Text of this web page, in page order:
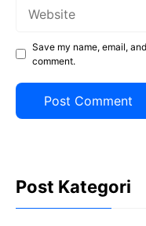
Save my name, email,
comment.
Post Kategori